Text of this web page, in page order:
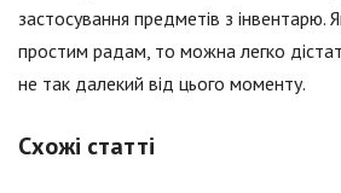
застосування предметів з інвентарю.
простим радам, то можна легко
не так далекий від цього моменту.
Схожі статті